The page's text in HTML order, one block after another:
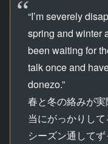
“I’m severely
spring and winter
been waiting for
talk once and
donezo.”
春と冬の絡みが
当にがっかりして
シーズン通して